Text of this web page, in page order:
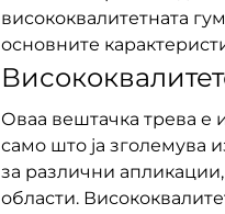
висококвалитетната
основните
Оваа вештачка трева е
само што ја зголемува
за различни
области.